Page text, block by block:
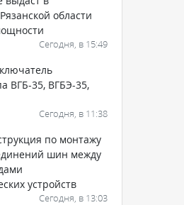
области
Сегодня, в 15:49
ВГБ-35, ВГБЭ-35,
Сегодня, в 11:38
по монтажу
шин между
устройств
Сегодня, в 13:03